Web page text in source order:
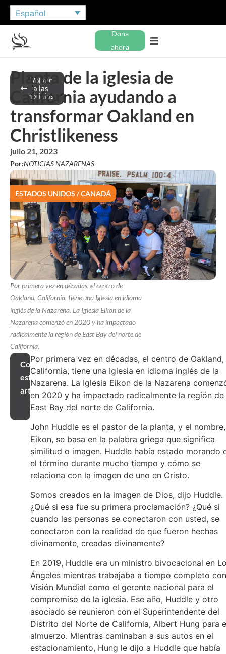
Español
Dona
ahora
Volver
a las
noticias
Planta de la iglesia de
California ayudando a
transformar Oakland en
Christlikeness
julio 21, 2023
Por:NOTICIAS NAZARENAS
ESTADOS UNIDOS / CANADÁ
Por primera vez en décadas, el centro de
Oakland, California, tiene una Iglesia en idioma
inglés de la Nazarena. La Iglesia Eikon de la
Nazarena comenzó en 2020 y ha impactado
radicalmente la región de East Bay del norte de
California.
Compartir
este
artículo
Por primera vez en décadas, el centro de Oakland,
California, tiene una Iglesia en idioma inglés de la
Nazarena. La Iglesia Eikon de la Nazarena
en 2020 y ha impactado radicalmente la región de
East Bay del norte de California.
John Huddle es el pastor de la planta, y el nombre,
Eikon, se basa en la palabra griega que significa
similitud o imagen. Huddle había estado morando
el término durante mucho tiempo y cómo se
relaciona con la imagen de uno en Cristo.
Somos creados en la imagen de Dios, dijo Huddle.
¿Qué si esa fue su primera proclamación? ¿Qué si
cuando las personas se conectaron con usted, se
conectaron con la realidad de que fueron hechas
divinamente, creadas divinamente?
En 2019, Huddle era un ministro bivocacional en
Ángeles mientras trabajaba a tiempo completo con
Visión Mundial como el gerente nacional para el
compromiso de la iglesia. Ese año, Huddle y otro
asociado se reunieron con el Superintendente del
Distrito del Norte de California, Albert Hung para
almuerzo. Mientras caminaban a sus autos en el
estacionamiento, Hung le dijo a Huddle que había